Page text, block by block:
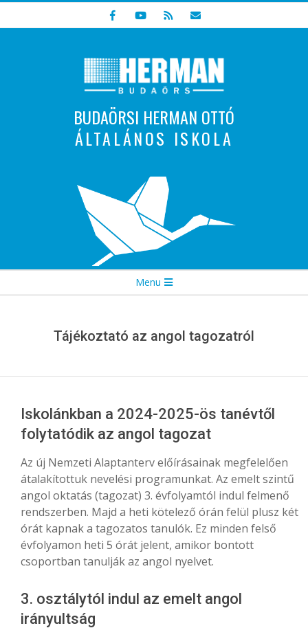
to
BUDAÖRSI HERMAN OTTÓ
ÁLTALÁNOS ISKOLA
Indulunk! Hamarosan újraindul oldalunk!
Menu
Tájékoztató az angol tagozatról
Iskolánkban a 2024-2025-ös tanévtől
folytatódik az angol tagozat
Az új Nemzeti Alaptanterv előírásainak megfelelően
átalakítottuk nevelési programunkat. Az emelt szintű
angol oktatás (tagozat) 3. évfolyamtól indul felmenő
rendszerben. Majd a heti kötelező órán felül plusz két
órát kapnak a tagozatos tanulók. Ez minden felső
évfolyamon heti 5 órát jelent, amikor bontott
csoportban tanulják az angol nyelvet.
3. osztálytól indul az emelt angol
irányultság